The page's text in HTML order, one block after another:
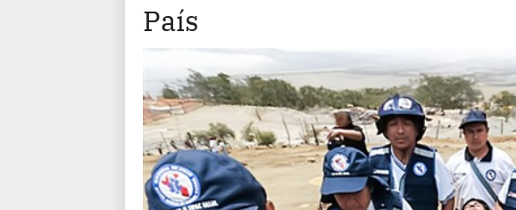
País